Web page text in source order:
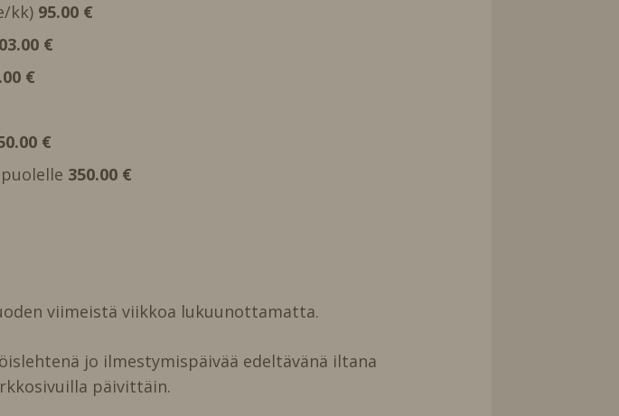
kk) 95.00 €
€
€
€
350.00 €
viimeistä viikkoa lukuunottamatta.
jo ilmestymispäivää edeltävänä iltana
päivittäin.